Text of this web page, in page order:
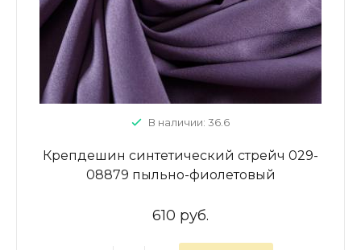
В наличии: 36.6
Крепдешин синтетический стрейч 029-
08879 пыльно-фиолетовый
610 руб.